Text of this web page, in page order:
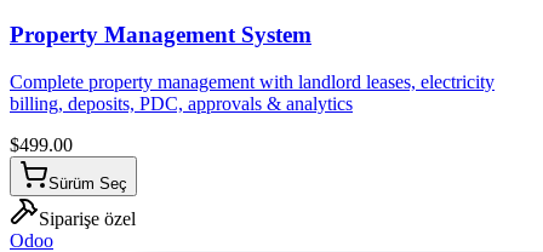
Property Management System
Complete property management with landlord leases, electricity
billing, deposits, PDC, approvals & analytics
$499.00
Sürüm Seç
Siparişe özel
Odoo